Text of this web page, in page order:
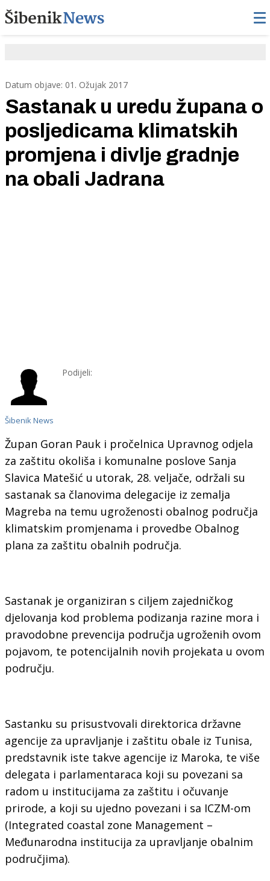
Datum objave: 01. Ožujak 2017
Sastanak u uredu župana o
posljedicama klimatskih
promjena i divlje gradnje
na obali Jadrana
Šibenik News
Podijeli:
Župan Goran Pauk i pročelnica Upravnog odjela
za zaštitu okoliša i komunalne poslove Sanja
Slavica Matešić u utorak, 28. veljače, održali su
sastanak sa članovima delegacije iz zemalja
Magreba na temu ugroženosti obalnog područja
klimatskim promjenama i provedbe Obalnog
plana za zaštitu obalnih područja.
Sastanak je organiziran s ciljem zajedničkog
djelovanja kod problema podizanja razine mora i
pravodobne prevencija područja ugroženih ovom
pojavom, te potencijalnih novih projekata u ovom
području.
Sastanku su prisustvovali direktorica državne
agencije za upravljanje i zaštitu obale iz Tunisa,
predstavnik iste takve agencije iz Maroka, te više
delegata i parlamentaraca koji su povezani sa
radom u institucijama za zaštitu i očuvanje
prirode, a koji su ujedno povezani i sa ICZM-om
(Integrated coastal zone Management –
Međunarodna institucija za upravljanje obalnim
područjima).